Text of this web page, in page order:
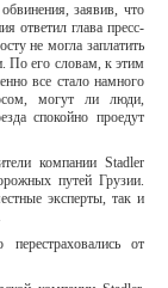
заявив, что
ответил глава пресс-
не могла заплатить
По его словам, к этим
все стало намного
могут ли люди,
спокойно проедут
компании Stadler
путей Грузии.
эксперты, так и
от